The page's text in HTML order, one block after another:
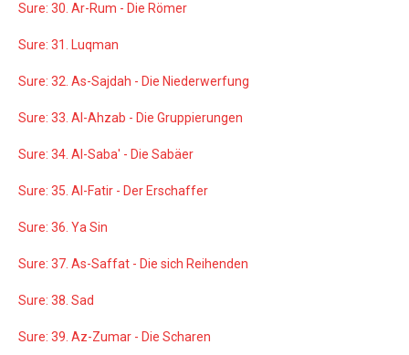
Sure: 30. Ar-Rum - Die Römer
Sure: 31. Luqman
Sure: 32. As-Sajdah - Die Niederwerfung
Sure: 33. Al-Ahzab - Die Gruppierungen
Sure: 34. Al-Saba' - Die Sabäer
Sure: 35. Al-Fatir - Der Erschaffer
Sure: 36. Ya Sin
Sure: 37. As-Saffat - Die sich Reihenden
Sure: 38. Sad
Sure: 39. Az-Zumar - Die Scharen